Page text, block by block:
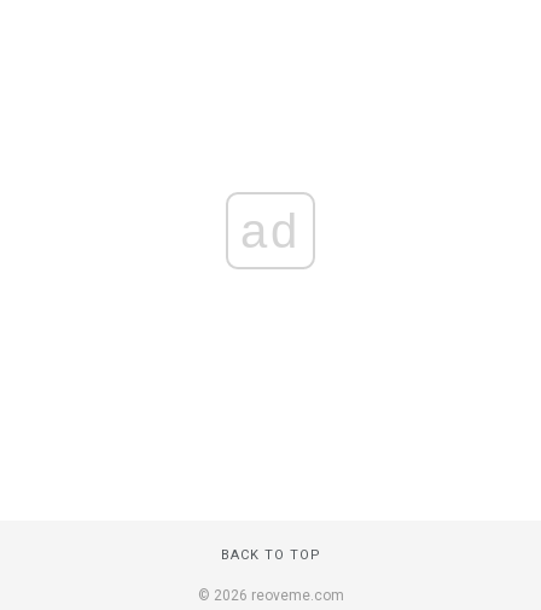
ad
BACK TO TOP
© 2026 reoveme.com